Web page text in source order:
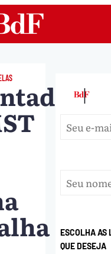
|
ESCOLHA AS
QUE DESEJA